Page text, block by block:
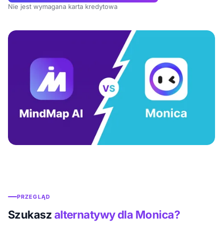
Nie jest wymagana karta kredytowa
PRZEGLĄD
Szukaszalternatywy dla Monica?